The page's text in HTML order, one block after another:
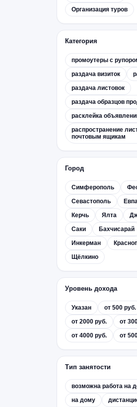
Организация туров
Категория
промоутеры с
раздача визиток
раздача листовок
раздача образцов
расклейка
распространение
почтовым ящикам
Город
Симферополь
Севастополь
Керчь
Ялта
Саки
Бахчисарай
Инкерман
Щёлкино
Уровень дохода
Указан
от 500 руб.
от 2000 руб.
от
от 4000 руб.
от
Тип занятости
возможна работа на
на дому